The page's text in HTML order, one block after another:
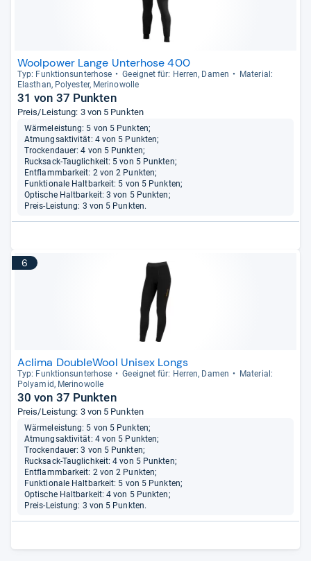
Woolpower Lange Unterhose 400
Typ: Funk­ti­ons­un­ter­hose Geeig­net für: Her­ren, Damen
Mate­rial:
Elasthan, Poly­es­ter, Meri­no­wolle
31 von 37 Punkten
Preis/Leistung: 3 von 5 Punkten
Wärmeleistung: 5 von 5 Punkten;
Atmungsaktivität: 4 von 5 Punkten;
Trockendauer: 4 von 5 Punkten;
Rucksack-Tauglichkeit: 5 von 5 Punkten;
Entflammbarkeit: 2 von 2 Punkten;
Funktionale Haltbarkeit: 5 von 5 Punkten;
Optische Haltbarkeit: 3 von 5 Punkten;
Preis-Leistung: 3 von 5 Punkten.
6
Aclima DoubleWool Unisex Longs
Typ: Funk­ti­ons­un­ter­hose Geeig­net für: Her­ren, Damen
Mate­rial:
Poly­amid, Meri­no­wolle
30 von 37 Punkten
Preis/Leistung: 3 von 5 Punkten
Wärmeleistung: 5 von 5 Punkten;
Atmungsaktivität: 4 von 5 Punkten;
Trockendauer: 3 von 5 Punkten;
Rucksack-Tauglichkeit: 4 von 5 Punkten;
Entflammbarkeit: 2 von 2 Punkten;
Funktionale Haltbarkeit: 5 von 5 Punkten;
Optische Haltbarkeit: 4 von 5 Punkten;
Preis-Leistung: 3 von 5 Punkten.